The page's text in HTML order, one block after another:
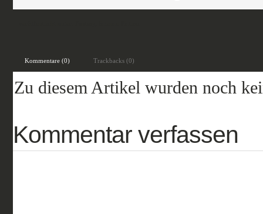
Kommentare (0) Trackbacks (0)
Zu diesem Artikel wurden noch
Kommentar verfassen